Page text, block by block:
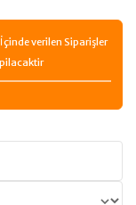
verilen Siparişler